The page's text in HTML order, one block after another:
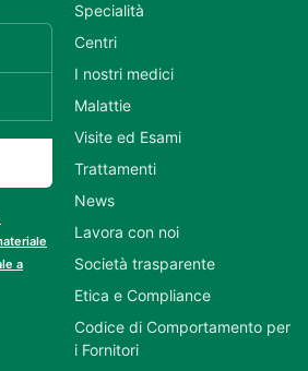
a
Specialità
Centri
I nostri medici
Malattie
Visite ed Esami
Trattamenti
News
Lavora con noi
Società trasparente
Etica e Compliance
Codice di Comportamento per
i Fornitori